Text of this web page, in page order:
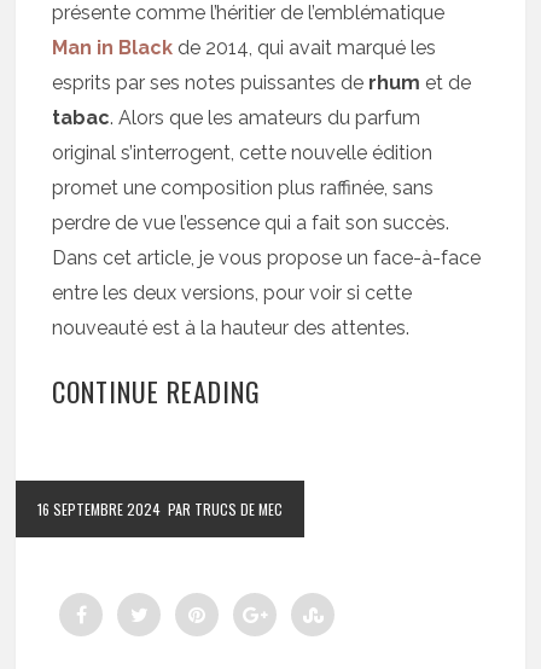
présente comme l’héritier de l’emblématique
Man in Black de 2014, qui avait marqué les
esprits par ses notes puissantes de rhum et de
tabac. Alors que les amateurs du parfum
original s’interrogent, cette nouvelle édition
promet une composition plus raffinée, sans
perdre de vue l’essence qui a fait son succès.
Dans cet article, je vous propose un face-à-face
entre les deux versions, pour voir si cette
nouveauté est à la hauteur des attentes.
CONTINUE READING
16 SEPTEMBRE 2024 PAR TRUCS DE MEC